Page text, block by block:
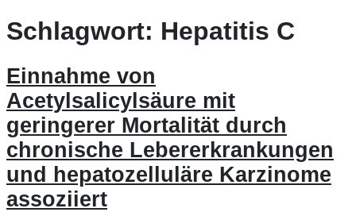
Schlagwort: Hepatitis C
Einnahme von
Acetylsalicylsäure mit
geringerer Mortalität durch
chronische Lebererkrankungen
und hepatozelluläre Karzinome
assoziiert